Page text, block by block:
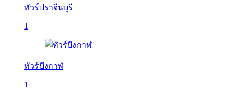
ทัวร์ปราจีนบุรี
1
ทัวร์บึงกาฬ
1